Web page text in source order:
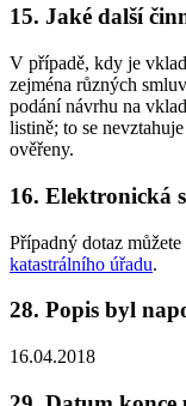
15. Jaké další
V případě, kdy je
zejména různých
podání návrhu na
listině; to se
ověřeny.
16. Elektronická
Případný dotaz můžete
katastrálního úřadu.
28. Popis byl
16.04.2018